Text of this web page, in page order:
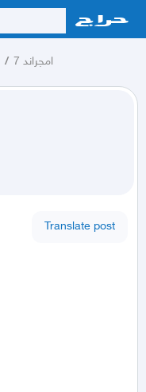
/ امجراند 7
Translate post